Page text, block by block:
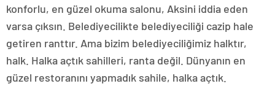
konforlu, en güzel okuma salonu, Aksini iddia eden
varsa çıksın. Belediyecilikte belediyeciliği cazip hale
getiren ranttır. Ama bizim belediyeciliğimiz halktır,
halk. Halka açtık sahilleri, ranta değil. Dünyanın en
güzel restoranını yapmadık sahile, halka açtık.